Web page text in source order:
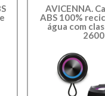
AVICENNA.
ABS 100%
água com